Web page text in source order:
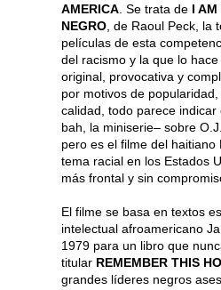
AMERICA . Se trata de I AM
NEGRO , de Raoul Peck, la
películas de esta
del racismo y la que lo
original, provocativa y
por motivos de
calidad, todo parece
bah, la miniserie– sobre
pero es el filme del haitiano
tema racial en los Estados
más frontal y sin
El filme se basa en textos
intelectual afroamericano
1979 para un libro que
titular REMEMBER THIS
grandes líderes negros